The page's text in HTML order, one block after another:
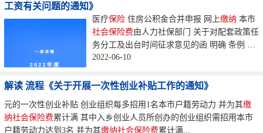
工资有关问题的通知》
医疗保险 住房公积金合并申报 网上缴纳 本市
社会保险费由人力社保部门 关于对配套政策任
务分工及出台时间征求意见的函 明确 条例 中
我局配合任务有 推行
2022-06-10
解读 流程《关于开展一次性创业补贴工作的通知》
元的一次性创业补贴 创业组织每多招用1名本市户籍劳动力 并为其缴
纳社会保险费累计满 其中入乡创业人员所创办的创业组织需招用本市
户籍劳动力达到3名 并为其缴纳社会保险费累计满...